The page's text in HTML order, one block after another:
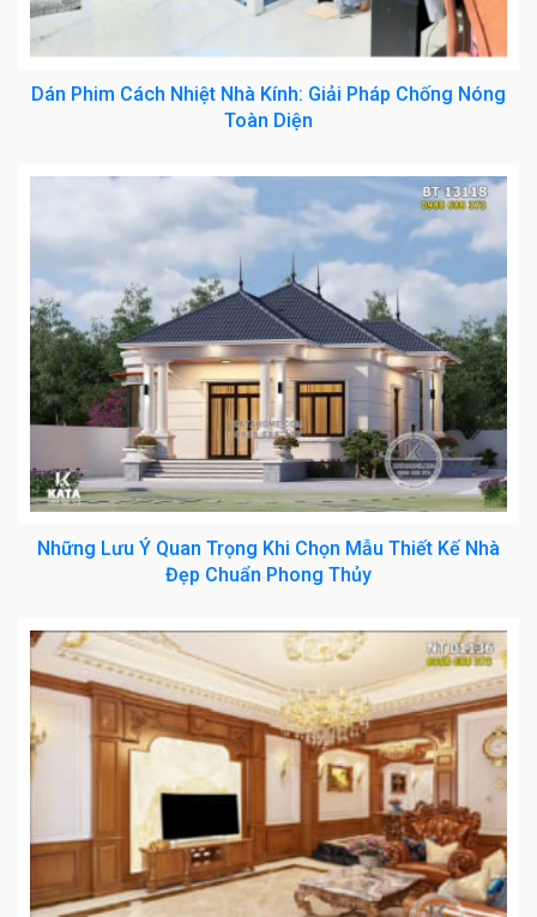
Dán Phim Cách Nhiệt Nhà Kính: Giải Pháp Chống Nóng
Toàn Diện
Những Lưu Ý Quan Trọng Khi Chọn Mẫu Thiết Kế Nhà
Đẹp Chuẩn Phong Thủy